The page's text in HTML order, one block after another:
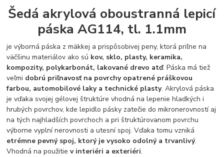
Šedá akrylová oboustranná lepicí
páska AG114, tl. 1.1mm
je výborná páska z mäkkej a prispôsobivej peny, ktorá priľne na
väčšinu materiálov ako sú kov, sklo, plasty, keramika,
kompozity, polykarbonát, lakované drevo atď. Páska má tiež
veľmi dobrú priľnavosť na povrchy opatrené práškovou
farbou, automobilové laky a technické plasty. Akrylová páska
je vďaka svojej gélovej štruktúre vhodná na lepenie hladkých i
hrubých povrchov, kde lepidlo pásky zatečie do mikronerovností aj
na tých najhladších povrchoch a pri štruktúrovanom povrchu
výborne vyplní nerovnosti a utesní spoj. Vďaka tomu vzniká
etrémne pevný spoj, ktorý je vysoko odolný a trvanlivý.
Vhodná na použitiev interiéri a exteriéri.